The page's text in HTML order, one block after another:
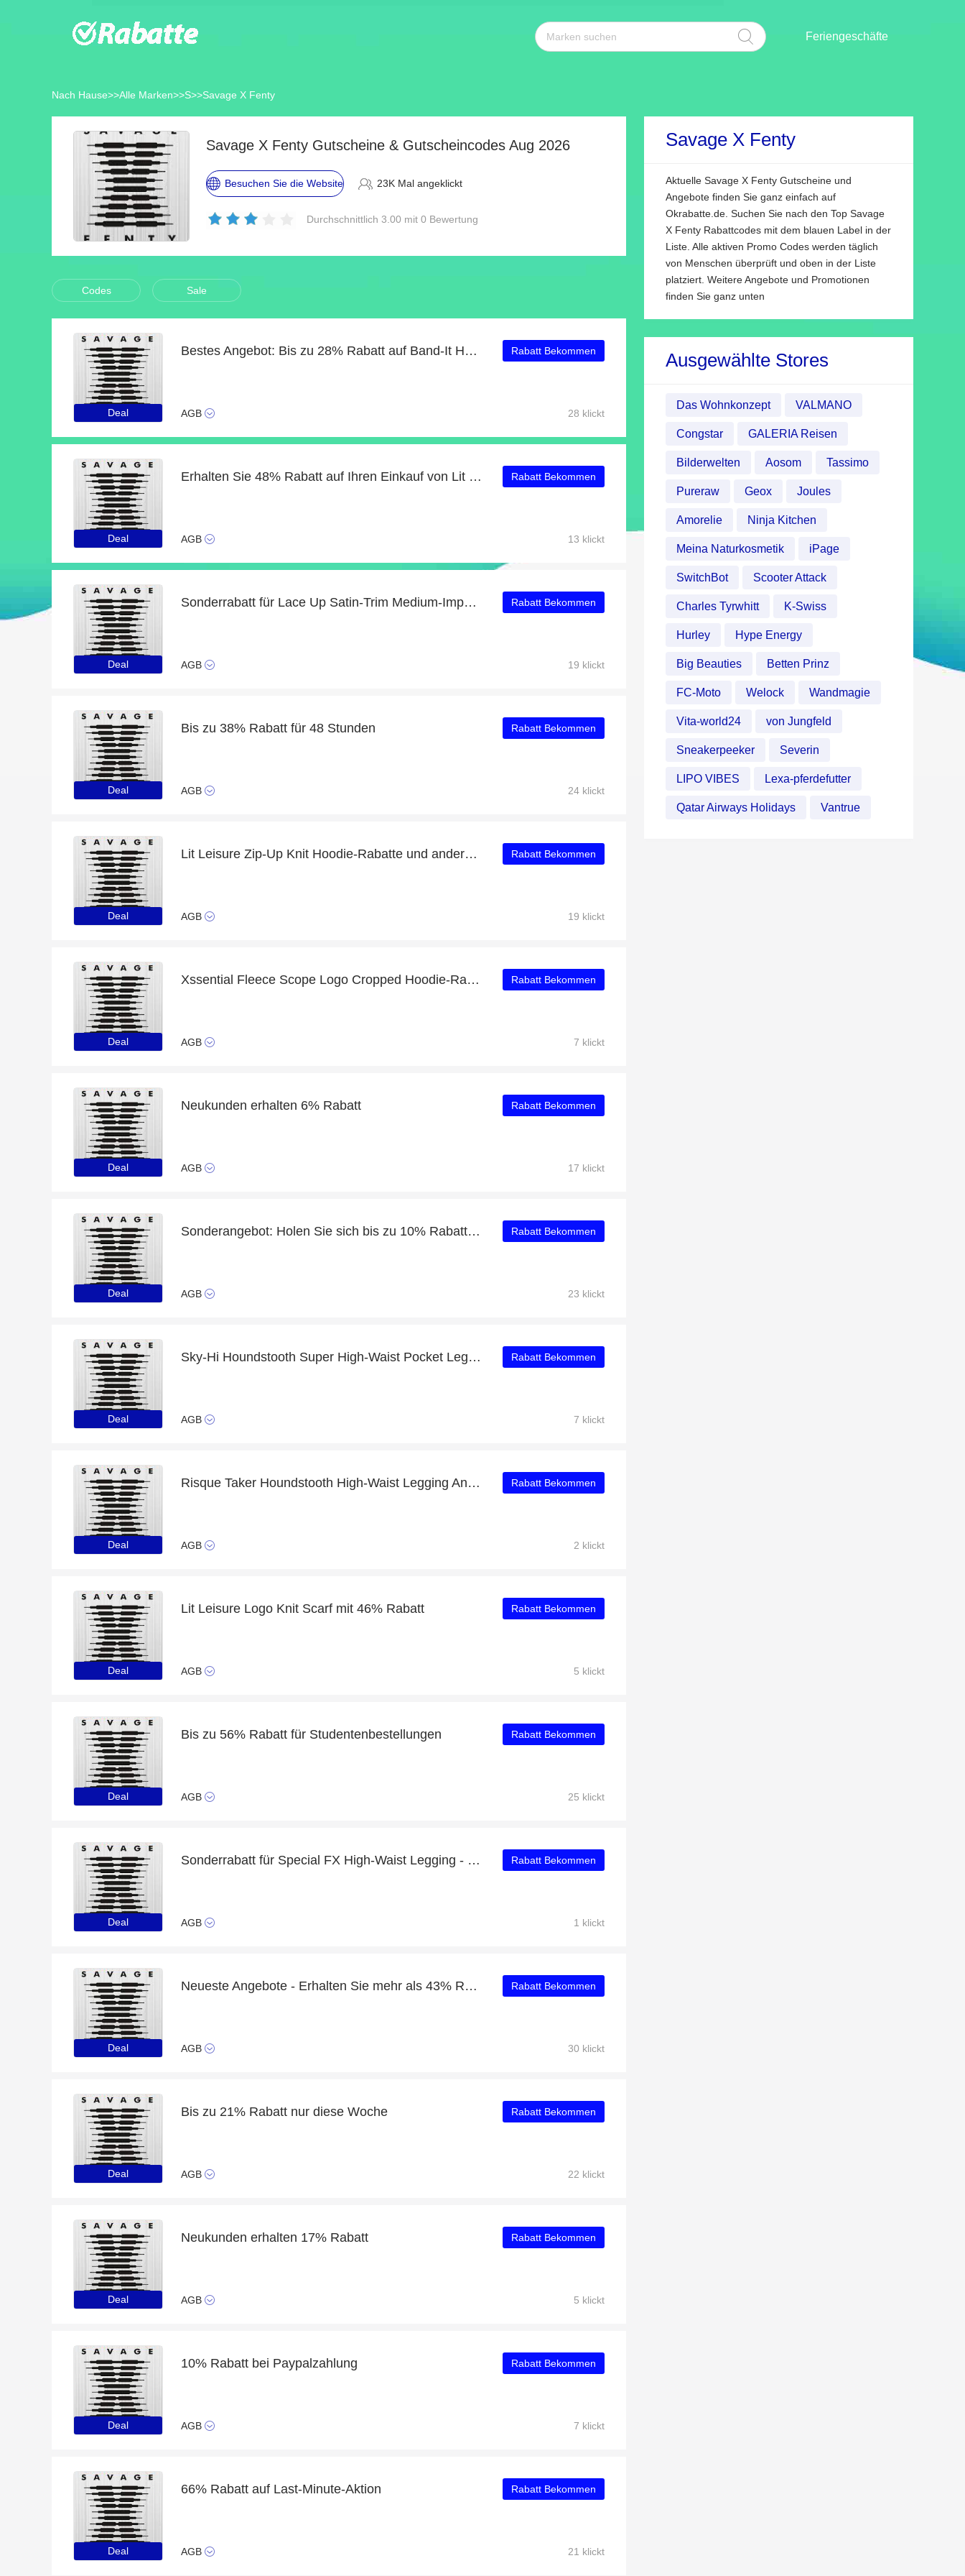
Feriengeschäfte
Nach Hause>>Alle Marken>>S>>Savage X Fenty
Savage X Fenty Gutscheine & Gutscheincodes Aug 2026
Besuchen Sie die Website 23K Mal angeklickt
Durchschnittlich 3.00 mit 0 Bewertung
Codes Sale
Deal
Bestes Angebot: Bis zu 28% Rabatt auf Band-It Houndstooth Low-Impact Sports Bra
AGB
Rabatt Bekommen
28 klickt
Deal
Erhalten Sie 48% Rabatt auf Ihren Einkauf von Lit Leisure Zip-Up Knit Hoodie
AGB
Rabatt Bekommen
13 klickt
Deal
Sonderrabatt für Lace Up Satin-Trim Medium-Impact Sports Bra - bis zu 50% Rabatt
AGB
Rabatt Bekommen
19 klickt
Deal
Bis zu 38% Rabatt für 48 Stunden
AGB
Rabatt Bekommen
24 klickt
Deal
Lit Leisure Zip-Up Knit Hoodie-Rabatte und andere 70-Angebote
AGB
Rabatt Bekommen
19 klickt
Deal
Xssential Fleece Scope Logo Cropped Hoodie-Rabatt: bis zu 53% Rabatt
AGB
Rabatt Bekommen
7 klickt
Deal
Neukunden erhalten 6% Rabatt
AGB
Rabatt Bekommen
17 klickt
Deal
Sonderangebot: Holen Sie sich bis zu 10% Rabatt auf Xssential Scope Logo-Trim Sweatshirt
AGB
Rabatt Bekommen
23 klickt
Deal
Sky-Hi Houndstooth Super High-Waist Pocket Legging Sonderangebot: bis zu 14% Rabatt
AGB
Rabatt Bekommen
7 klickt
Deal
Risque Taker Houndstooth High-Waist Legging Angebot - bis zu 8% Rabatt
AGB
Rabatt Bekommen
2 klickt
Deal
Lit Leisure Logo Knit Scarf mit 46% Rabatt
AGB
Rabatt Bekommen
5 klickt
Deal
Bis zu 56% Rabatt für Studentenbestellungen
AGB
Rabatt Bekommen
25 klickt
Deal
Sonderrabatt für Special FX High-Waist Legging - bis zu 50% Rabatt
AGB
Rabatt Bekommen
1 klickt
Deal
Neueste Angebote - Erhalten Sie mehr als 43% Rabatt auf Xssential Oversized Rolled Cuff Jogger
AGB
Rabatt Bekommen
30 klickt
Deal
Bis zu 21% Rabatt nur diese Woche
AGB
Rabatt Bekommen
22 klickt
Deal
Neukunden erhalten 17% Rabatt
AGB
Rabatt Bekommen
5 klickt
Deal
10% Rabatt bei Paypalzahlung
AGB
Rabatt Bekommen
7 klickt
Deal
66% Rabatt auf Last-Minute-Aktion
AGB
Rabatt Bekommen
21 klickt
Savage X Fenty
Aktuelle Savage X Fenty Gutscheine und
Angebote finden Sie ganz einfach auf
Okrabatte.de. Suchen Sie nach den Top Savage
X Fenty Rabattcodes mit dem blauen Label in der
Liste. Alle aktiven Promo Codes werden täglich
von Menschen überprüft und oben in der Liste
platziert. Weitere Angebote und Promotionen
finden Sie ganz unten
Ausgewählte Stores
Das Wohnkonzept VALMANO
Congstar GALERIA Reisen
Bilderwelten Aosom Tassimo
Pureraw Geox Joules
Amorelie Ninja Kitchen
Meina Naturkosmetik iPage
SwitchBot Scooter Attack
Charles Tyrwhitt K-Swiss
Hurley Hype Energy
Big Beauties Betten Prinz
FC-Moto Welock Wandmagie
Vita-world24 von Jungfeld
Sneakerpeeker Severin
LIPO VIBES Lexa-pferdefutter
Qatar Airways Holidays Vantrue